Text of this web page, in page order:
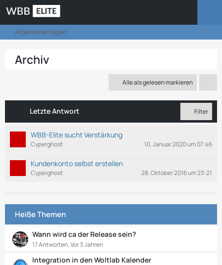
Allgemeine Fragen
Archiv
Alle als gelesen markieren
Letzte Antwort Filter
WBB-Elite sucht Verstärkung
Cyperghost 10. Januar 2020 um 07:46
Kundenkonto selbst erstellen
Cyperghost 28. Oktober 2016 um 23:21
Heiße Themen
Wann wird ca der Release sein?
17 Antworten, Vor 3 Jahren
Integration in den Woltlab Kalender